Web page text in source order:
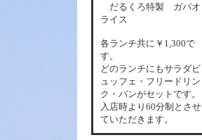
だるくろ特製 ガパオ
ライス
各ランチ共に￥1,300で
す。
どのランチにもサラダビ
ュッフェ・フリードリン
ク・パンがセットです。
入店時より60分制とさせ
ていただきます。